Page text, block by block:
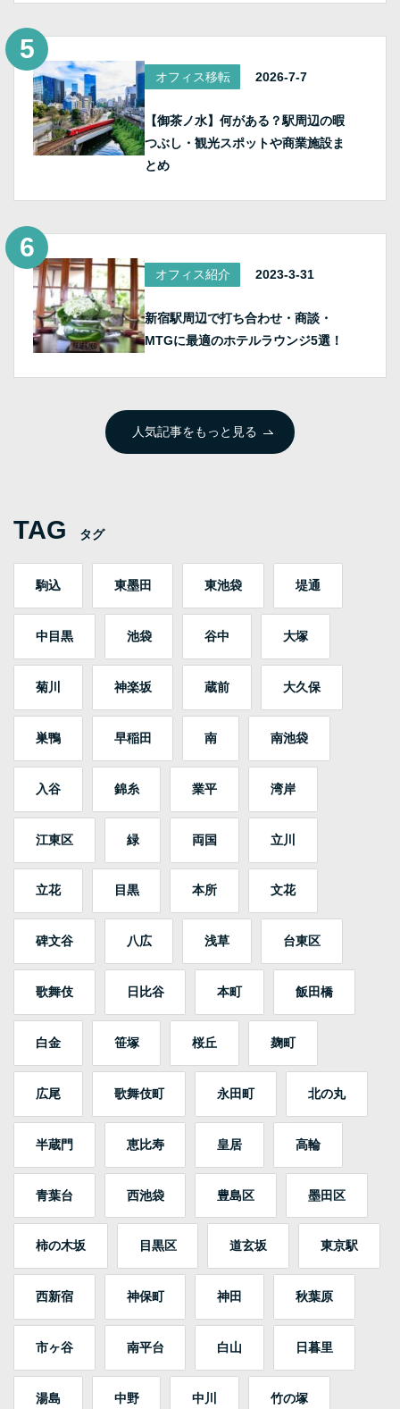
オフィス移転 2026-7-7
【御茶ノ水】何がある？駅周辺の暇
つぶし・観光スポットや商業施設ま
とめ
オフィス紹介 2023-3-31
新宿駅周辺で打ち合わせ・商談・
MTGに最適のホテルラウンジ5選！
人気記事をもっと見る
TAG タグ
駒込 東墨田 東池袋 堤通
中目黒 池袋 谷中 大塚
菊川 神楽坂 蔵前 大久保
巣鴨 早稲田 南 南池袋
入谷 錦糸 業平 湾岸
江東区 緑 両国 立川
立花 目黒 本所 文花
碑文谷 八広 浅草 台東区
歌舞伎 日比谷 本町 飯田橋
白金 笹塚 桜丘 麹町
広尾 歌舞伎町 永田町 北の丸
半蔵門 恵比寿 皇居 高輪
青葉台 西池袋 豊島区 墨田区
柿の木坂 目黒区 道玄坂 東京駅
西新宿 神保町 神田 秋葉原
市ヶ谷 南平台 白山 日暮里
湯島 中野 中川 竹の塚